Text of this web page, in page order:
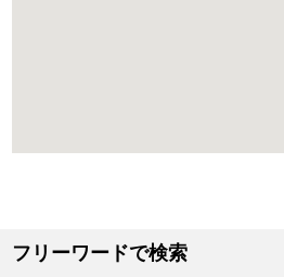
フリーワードで検索